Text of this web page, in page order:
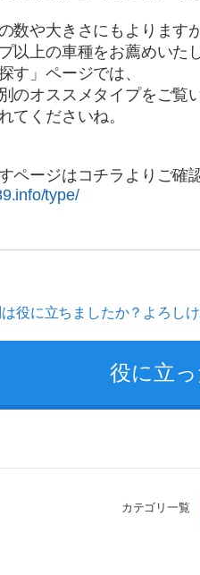
数や大きさにもよりますが
以上の車種をお薦めいた
す」ページでは、
のオススメタイプをご覧
てくださいね。
ページはコチラよりご確
type/
役に立ちましたか？よろし
カテゴリ一覧